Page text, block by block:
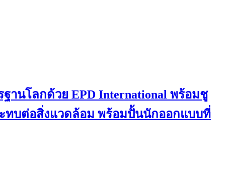
านโลกด้วย EPD International พร้อมชู
ะทบต่อสิ่งแวดล้อม พร้อมปั้นนักออกแบบที่